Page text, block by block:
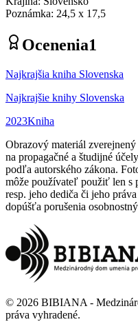
Poznámka: 24,5 x 17,5
Ocenenia1
Najkrajšia kniha Slovenska
Najkrajšie knihy Slovenska
2023Kniha
Obrazový materiál
na propagačné a študijné
podľa autorského zákona.
môže používateľ použiť len s
resp. jeho dediča či jeho
dopúšťa porušenia
© 2026 BIBIANA -
práva vyhradené.